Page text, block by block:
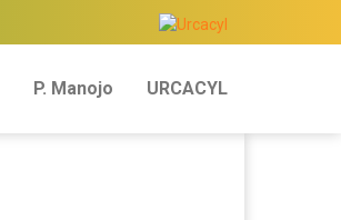
P. Manojo URCACYL